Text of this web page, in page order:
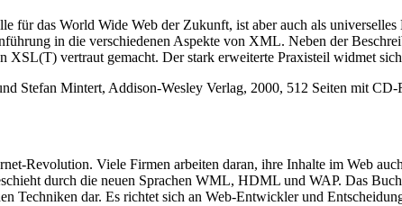
für das World Wide Web der Zukunft, ist aber auch als
in die verschiedenen Aspekte von XML. Neben der
XSL(T) vertraut gemacht. Der stark erweiterte Praxisteil widmet
Stefan Mintert, Addison-Wesley Verlag, 2000, 512 Seiten mit
Revolution. Viele Firmen arbeiten daran, ihre Inhalte im Web
durch die neuen Sprachen WML, HDML und WAP. Das
Techniken dar. Es richtet sich an Web-Entwickler und